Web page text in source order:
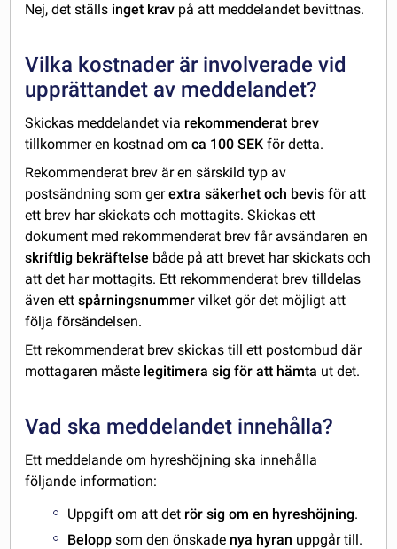
Nej, det ställs inget krav på att meddelandet bevittnas.
Vilka kostnader är involverade vid
upprättandet av meddelandet?
Skickas meddelandet via rekommenderat brev
tillkommer en kostnad omca 100 SEK för detta.
Rekommenderat brev är en särskild typ av
postsändning som gerextra säkerhet och bevis för att
ett brev har skickats och mottagits. Skickas ett
dokument med rekommenderat brev får avsändaren en
skriftlig bekräftelse både på att brevet har skickats och
att det har mottagits. Ett rekommenderat brev tilldelas
även ettspårningsnummer vilket gör det möjligt att
följa försändelsen.
Ett rekommenderat brev skickas till ett postombud där
mottagaren måste legitimera sig för att hämta ut det.
Vad ska meddelandet innehålla?
Ett meddelande om hyreshöjning ska innehålla
följande information:
Uppgift om att det rör sig om en hyreshöjning.
Belopp som den önskade nya hyran uppgår till.